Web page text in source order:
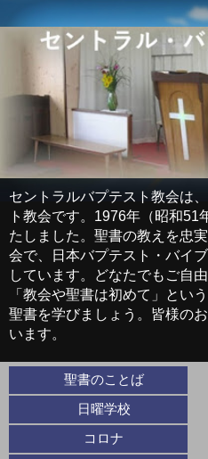
セントラルバプテスト教会は
ト教会です。1976年（昭和51
たしました。聖書の教えを忠
会で、日本バプテスト・バイ
しています。どなたでもご自
「教会や聖書は初めて」とい
聖書を学びましょう。皆様の
います。
聖書のことば
日曜学校
コロナ